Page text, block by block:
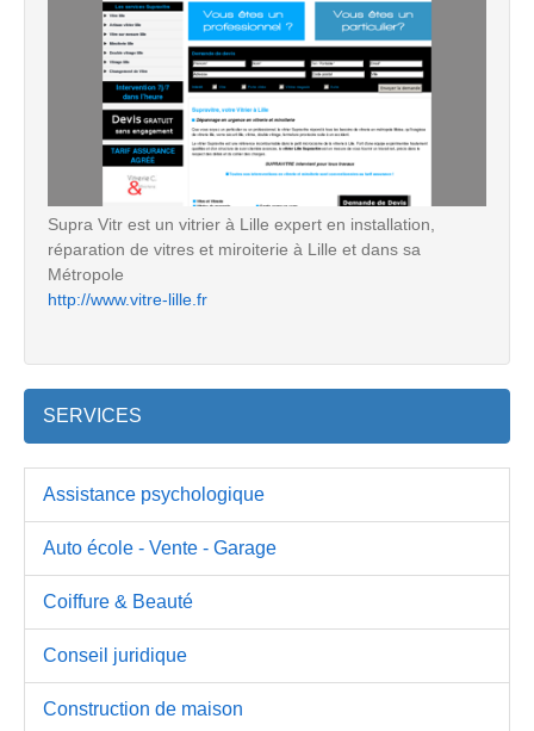
Supra Vitr est un vitrier à Lille expert en installation,
réparation de vitres et miroiterie à Lille et dans sa
Métropole
http://www.vitre-lille.fr
SERVICES
Assistance psychologique
Auto école - Vente - Garage
Coiffure & Beauté
Conseil juridique
Construction de maison